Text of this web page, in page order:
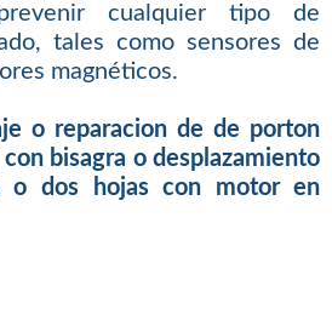
cualquier tipo de
tales como sensores de
magnéticos.
o reparacion de de porton
bisagra o desplazamiento
o dos hojas con motor en